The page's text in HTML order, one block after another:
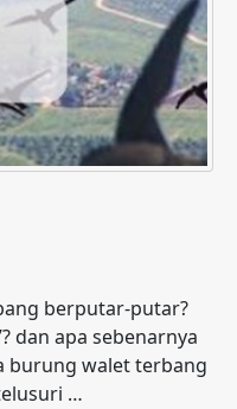
berputar-putar?
dan apa sebenarnya
burung walet terbang
…